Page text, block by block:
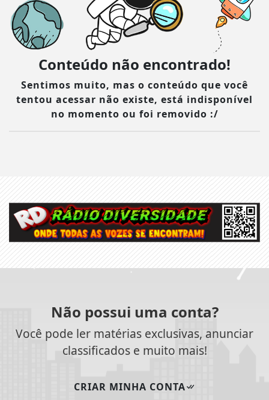
Conteúdo não encontrado!
Sentimos muito, mas o conteúdo que você
tentou acessar não existe, está indisponível
no momento ou foi removido :/
Não possui uma conta?
Você pode ler matérias exclusivas, anunciar
classificados e muito mais!
CRIAR MINHA CONTA